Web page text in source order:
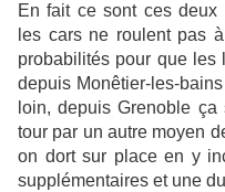
En fait ce sont ces deux
les cars ne roulent pas
probabilités pour que les
depuis Monêtier-les-
loin, depuis Grenoble
tour par un autre moyen
on dort sur place en y
supplémentaires et une